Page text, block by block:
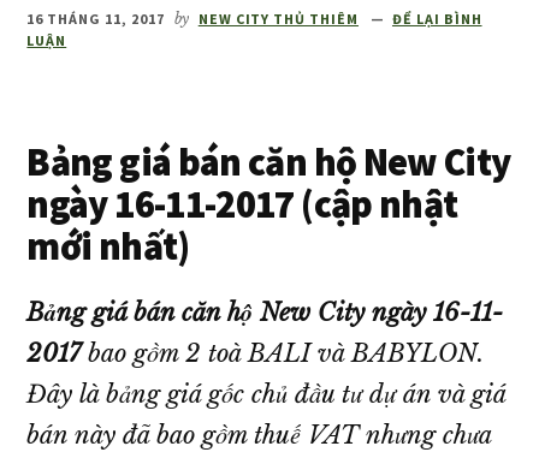
phòng
ngủ
nhất
trường!
16 THÁNG 11, 2017 by NEW CITY THỦ THIÊM
ĐỂ LẠI BÌNH
LUẬN
Bảng giá bán căn hộ New City
ngày 16-11-2017 (cập nhật
mới nhất)
Bảng giá bán căn hộ New City ngày 16-11-
2017bao gồm 2 toà BALI và BABYLON.
Đây là bảng giá gốc chủ đầu tư dự án và giá
bán này đã bao gồm thuế VAT nhưng chưa